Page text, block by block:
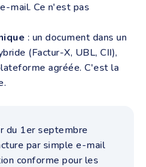
mail. Ce n'est pas
: un document dans un
(Factur-X, UBL, CII),
agréée. C'est la
du 1er septembre
par simple e-mail
conforme pour les